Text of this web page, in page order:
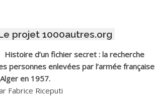
Ahmed
Mohamed ben Kaddour
Kouider
projet 1000autres.org
Histoire d’un fichier secret : la recherche
personnes enlevées par l’armée française
en 1957.
Fabrice Riceputi